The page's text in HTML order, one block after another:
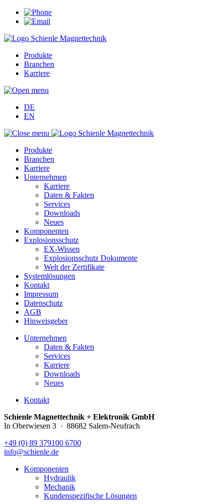
Produkte
Branchen
Karriere
DE
EN
Produkte
Branchen
Karriere
Unternehmen
Karriere
Daten & Fakten
Services
Downloads
Neues
Komponenten
Explosionsschutz
EX-Wissen
Explosionsschutz Dokumente
Welt der Zertifikate
Systemlösungen
Kontakt
Impressum
Datenschutz
AGB
Hinweisgeber
Unternehmen
Daten & Fakten
Services
Karriere
Downloads
Neues
Kontakt
Schienle Magnettechnik + Elektronik GmbH
In Oberwiesen 3 · 88682 Salem-Neufrach
+49 (0) 89 379100 6700
info@schienle.de
Komponenten
Hydraulik
Mechanik
Kundenspezifische Lösungen